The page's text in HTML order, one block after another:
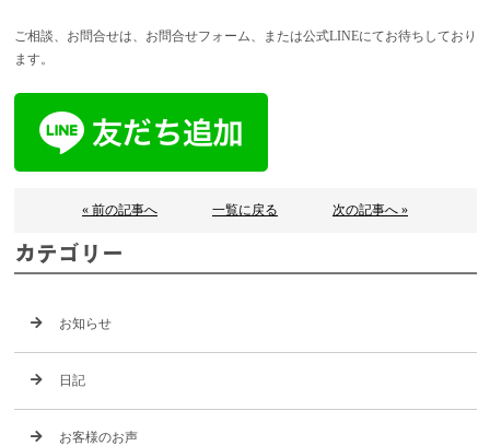
ご相談、お問合せは、お問合せフォーム、または公式LINEにてお待ちしており
ます。
« 前の記事へ 一覧に戻る 次の記事へ »
カテゴリー
お知らせ
日記
お客様のお声